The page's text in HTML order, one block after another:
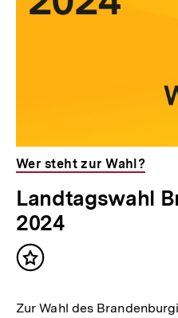
Wer steht zur Wahl?
Landtagswahl
2024
Inhalt
Zur Wahl des